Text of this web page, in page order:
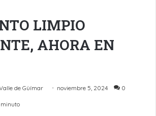
LIMPIO
AHORA EN
de Güímar noviembre 5, 2024 0
minuto